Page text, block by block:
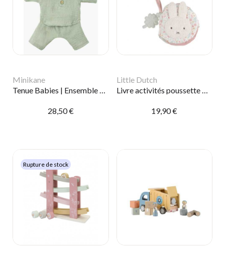
Minikane
Tenue Babies | Ensemble Andréa vert gris
28,50 €
Little Dutch
Livre activités poussette Miffy | Lucky Blossom
19,90 €
Rupture de stock